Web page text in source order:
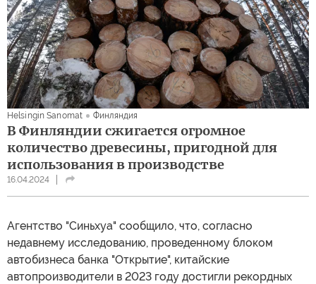
Helsingin Sanomat Финляндия
В Финляндии сжигается огромное
количество древесины, пригодной для
использования в производстве
16.04.2024
Агентство "Синьхуа" сообщило, что, согласно
недавнему исследованию, проведенному блоком
автобизнеса банка "Открытие", китайские
автопроизводители в 2023 году достигли рекордных